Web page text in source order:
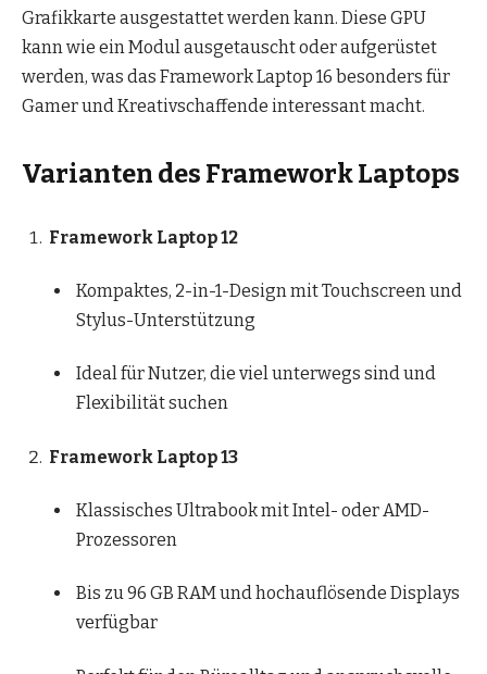
Grafikkarte ausgestattet werden kann. Diese GPU
kann wie ein Modul ausgetauscht oder aufgerüstet
werden, was das Framework Laptop 16 besonders für
Gamer und Kreativschaffende interessant macht.
Varianten des Framework Laptops
Framework Laptop 12
Kompaktes, 2-in-1-Design mit Touchscreen und
Stylus-Unterstützung
Ideal für Nutzer, die viel unterwegs sind und
Flexibilität suchen
Framework Laptop 13
Klassisches Ultrabook mit Intel- oder AMD-
Prozessoren
Bis zu 96 GB RAM und hochauflösende Displays
verfügbar